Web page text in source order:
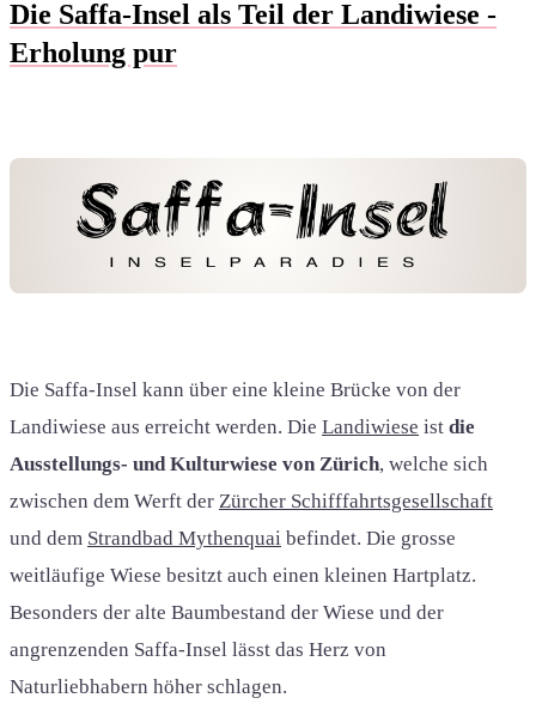
Die Saffa-Insel als Teil der Landiwiese -
Erholung pur
Die Saffa-Insel kann über eine kleine Brücke von der
Landiwiese aus erreicht werden. Die Landiwiese ist die
Ausstellungs- und Kulturwiese von Zürich, welche sich
zwischen dem Werft der Zürcher Schifffahrtsgesellschaft
und dem Strandbad Mythenquai befindet. Die grosse
weitläufige Wiese besitzt auch einen kleinen Hartplatz.
Besonders der alte Baumbestand der Wiese und der
angrenzenden Saffa-Insel lässt das Herz von
Naturliebhabern höher schlagen.